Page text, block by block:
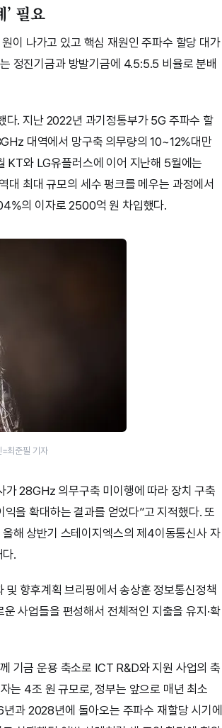
필요
이 나가고 있고 핵심 재원인 주파수 할당 대가
정진기금과 방발기금에 4.5:5.5 비율로 분배
. 지난 2022년 과기정통부가 5G 주파수 할
대역에서 망구축 의무량의 10~12%대만
KT와 LG유플러스에 이어 지난해 5월에는
최대 규모의 세수 펑크를 메우는 과정에서
의 이자로 2500억 원 차입했다.
=최준필 기자
28GHz 의무구축 미이행에 따라 장치 구축
을 확대하는 결과를 얻었다”고 지적했다. 또
해 상반기 스테이지엑스의 제4이동통신사 자
.
및 향후계획 브리핑에서 송상훈 정보통신정책
사업들을 편성해서 전체적인 지출을 유지·확
기금 운용 축소로 ICT R&D와 지원 사업의 축
는 4조 원 규모로, 정부는 앞으로 매년 최소
과 2028년에 돌아오는 주파수 재할당 시기에